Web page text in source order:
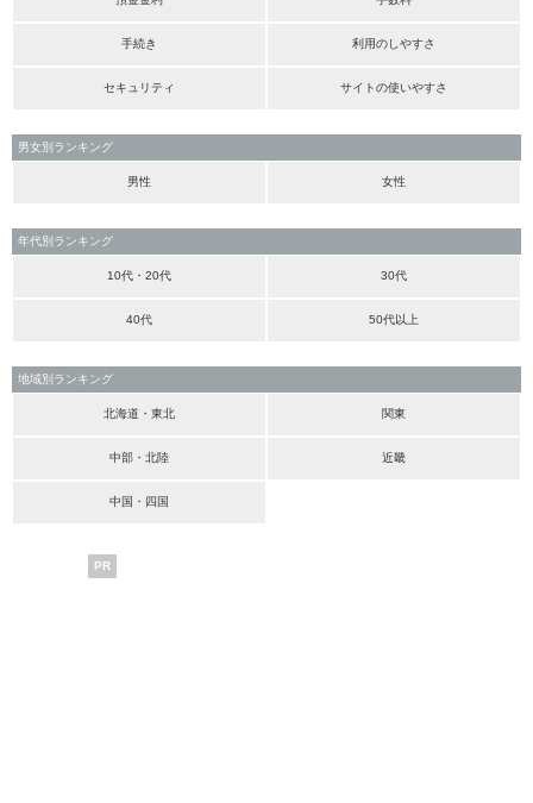
手続き 利用のしやすさ
セキュリティ サイトの使いやすさ
男女別ランキング
男性 女性
年代別ランキング
10代・20代 30代
40代 50代以上
地域別ランキング
北海道・東北 関東
中部・北陸 近畿
中国・四国
PR